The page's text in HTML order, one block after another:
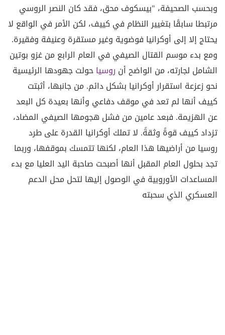
وبحسب الصحيفة، "بيسكوف محق، فقد كان النصر الروسي
مرتبطا سابقًا بتغيير النظام في كييف، لكن الأمر في الواقع لا
يحتاج إلا إلى أوكرانيا فوضوية وغير مستقرة وعنيفة وفقيرة.
ومع بدء موسم القتال الصيفي في العام الرابع من غزو بوتين
الشامل لجارته، من الواضح أن روسياحولت جهودها الرئيسية
نحو زعزعة استقرار أوكرانيا بشكل دائم. من جانبها، أثبتت
كييف أنها لم تعد في موقف دفاعي وأنها بعيدة كل البعد
عن الهزيمة. فبعد عامين من فشل هجومها الصيفي المضاد،
تزداد كييف قوةً وثقةً. لا تملك أوكرانيا القدرة على طرد
روسيا من أراضيها هذا العام، لكنها تتمسك بموقفها، وربما
تجد بحلول العام المقبل أنها أصبحت صاحبة اليد العليا مع بدء
المساعدات الأوروبية في الوصول إليها لتحل محل الدعم
العسكري الذي سحبته